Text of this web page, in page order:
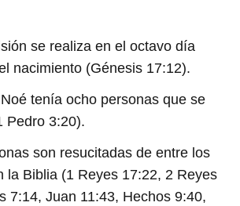
se realiza en el octavo día
nacimiento (Génesis 17:12).
tenía ocho personas que se
Pedro 3:20).
son resucitadas de entre los
la Biblia (1 Reyes 17:22, 2 Reyes
7:14, Juan 11:43, Hechos 9:40,